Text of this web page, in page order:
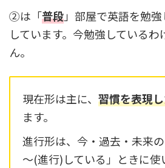
②は「普段」部屋で英語を勉
しています。今勉強している
ん。
現在形は主に、 習慣を表現
ます。
進行形は、今・過去・未来
～(進行)している」ときに使